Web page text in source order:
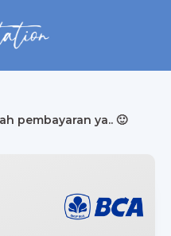
pembayaran ya.. 🙂